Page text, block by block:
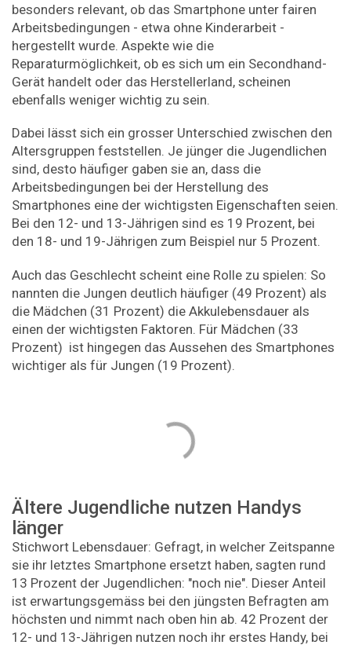
besonders relevant, ob das Smartphone unter fairen
Arbeitsbedingungen - etwa ohne Kinderarbeit -
hergestellt wurde. Aspekte wie die
Reparaturmöglichkeit, ob es sich um ein Secondhand-
Gerät handelt oder das Herstellerland, scheinen
ebenfalls weniger wichtig zu sein.
Dabei lässt sich ein grosser Unterschied zwischen den
Altersgruppen feststellen. Je jünger die Jugendlichen
sind, desto häufiger gaben sie an, dass die
Arbeitsbedingungen bei der Herstellung des
Smartphones eine der wichtigsten Eigenschaften seien.
Bei den 12- und 13-Jährigen sind es 19 Prozent, bei
den 18- und 19-Jährigen zum Beispiel nur 5 Prozent.
Auch das Geschlecht scheint eine Rolle zu spielen: So
nannten die Jungen deutlich häufiger (49 Prozent) als
die Mädchen (31 Prozent) die Akkulebensdauer als
einen der wichtigsten Faktoren. Für Mädchen (33
Prozent) ist hingegen das Aussehen des Smartphones
wichtiger als für Jungen (19 Prozent).
Ältere Jugendliche nutzen Handys
länger
Stichwort Lebensdauer: Gefragt, in welcher Zeitspanne
sie ihr letztes Smartphone ersetzt haben, sagten rund
13 Prozent der Jugendlichen: "noch nie". Dieser Anteil
ist erwartungsgemäss bei den jüngsten Befragten am
höchsten und nimmt nach oben hin ab. 42 Prozent der
12- und 13-Jährigen nutzen noch ihr erstes Handy, bei